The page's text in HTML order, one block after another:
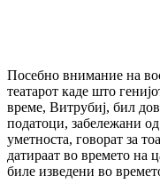
Посебно внимание на
театарот каде што
време, Витрубиј, бил
податоци, забележани
уметноста, говорат за
датираат во времето на
биле изведени во